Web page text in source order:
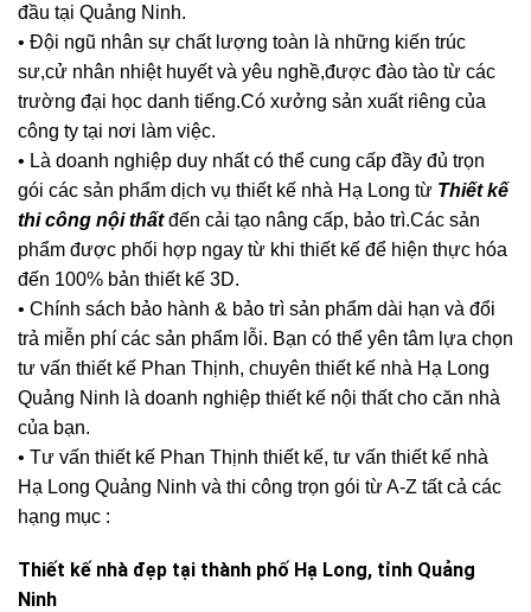
đầu tại Quảng Ninh.
• Đội ngũ nhân sự chất lượng toàn là những kiến trúc
sư,cử nhân nhiệt huyết và yêu nghề,được đào tào từ các
trường đại học danh tiếng.Có xưởng sản xuất riêng của
công ty tại nơi làm việc.
• Là doanh nghiệp duy nhất có thể cung cấp đầy đủ trọn
gói các sản phẩm dịch vụ thiết kế nhà Hạ Long từ Thiết kế
thi công nội thấtđến cải tạo nâng cấp, bảo trì.Các sản
phẩm được phối hợp ngay từ khi thiết kế để hiện thực hóa
đến 100% bản thiết kế 3D.
• Chính sách bảo hành & bảo trì sản phẩm dài hạn và đổi
trả miễn phí các sản phẩm lỗi. Bạn có thể yên tâm lựa chọn
tư vấn thiết kế Phan Thịnh, chuyên thiết kế nhà Hạ Long
Quảng Ninh là doanh nghiệp thiết kế nội thất cho căn nhà
của bạn.
• Tư vấn thiết kế Phan Thịnh thiết kế, tư vấn thiết kế nhà
Hạ Long Quảng Ninh và thi công trọn gói từ A-Z tất cả các
hạng mục :
Thiết kế nhà đẹp tại thành phố Hạ Long, tỉnh Quảng
Ninh